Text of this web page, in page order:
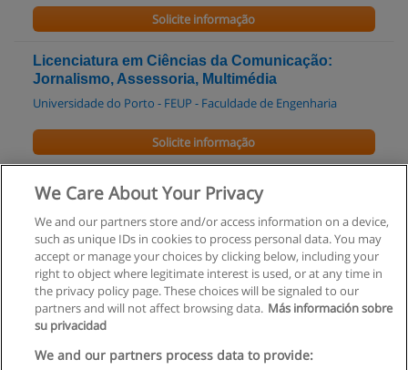
Solicite informação
Licenciatura em Ciências da Comunicação:
Jornalismo, Assessoria, Multimédia
Universidade do Porto - FEUP - Faculdade de Engenharia
Solicite informação
Mestrado em Ciências da Comunicação
Solicite informação
Regras de uso
We Care About Your Privacy
We and our partners store and/or access information on a device,
such as unique IDs in cookies to process personal data. You may
accept or manage your choices by clicking below, including your
right to object where legitimate interest is used, or at any time in
the privacy policy page. These choices will be signaled to our
partners and will not affect browsing data. Más información sobre
su privacidad
We and our partners process data to provide: